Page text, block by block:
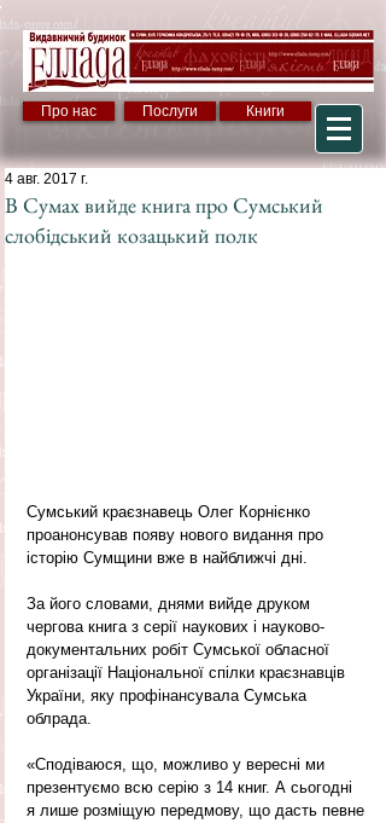
Про нас Послуги Книги
В Сумах вийде книга про Сумський
слобідський козацький полк
4 авг. 2017 г.
Сумський краєзнавець Олег Корнієнко
проанонсував появу нового видання про
історію Сумщини вже в найближчі дні.
За його словами, днями вийде друком
чергова книга з серії наукових і науково-
документальних робіт Сумської обласної
організації Національної спілки краєзнавців
України, яку профінансувала Сумська
облрада.
«Сподіваюся, що, можливо у вересні ми
презентуємо всю серію з 14 книг. А сьогодні
я лише розміщую передмову, що дасть певне